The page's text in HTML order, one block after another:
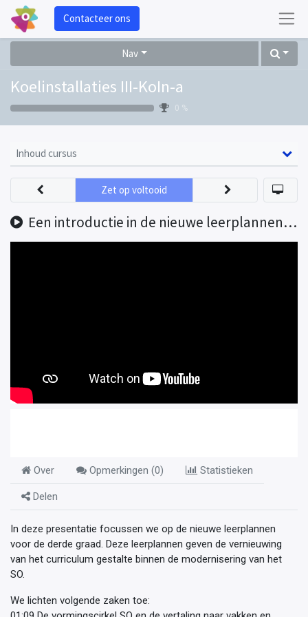
Contacteer ons
Nav
Koelinstallaties III-KoIn-a
0 %
Inhoud cursus
Een introductie in de nieuwe leerplannen van de derde graad
Zet op voltooid
Over Opmerkingen (0) Statistieken
Delen
In deze presentatie focussen we op de nieuwe leerplannen
voor de derde graad. Deze leerplannen geven de vernieuwing
van het curriculum gestalte binnen de modernisering van het
SO.
We lichten volgende zaken toe: